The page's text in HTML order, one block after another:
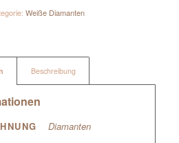
Weiße Diamanten
Beschreibung
Diamanten